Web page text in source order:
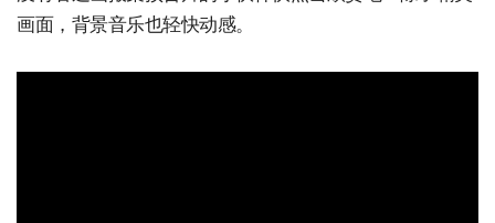
画面，背景音乐也轻快动感。